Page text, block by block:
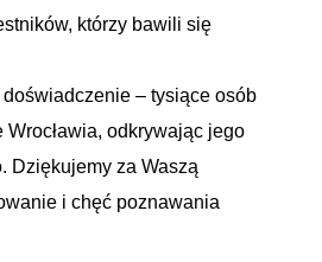
którzy bawili się
doświadczenie – tysiące osób
Wrocławia, odkrywając jego
Dziękujemy za Waszą
i chęć poznawania